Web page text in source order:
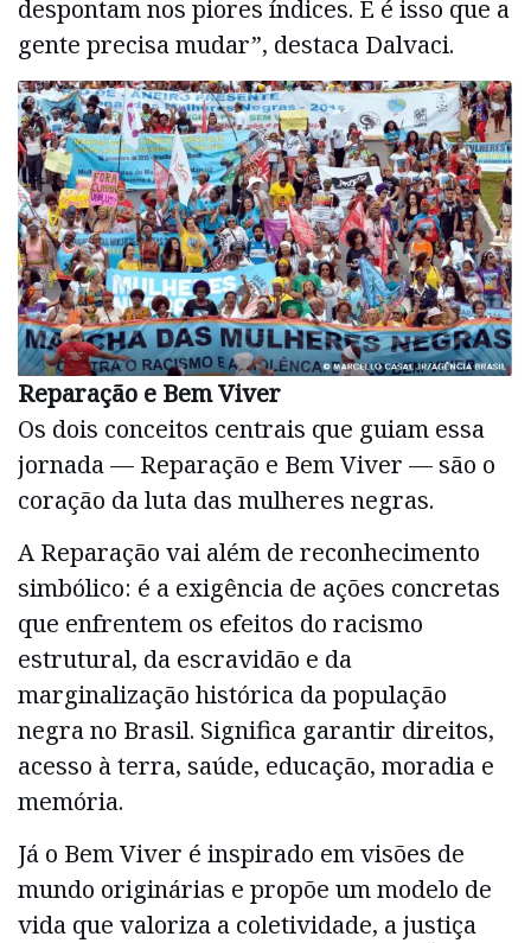
despontam nos piores índices. E é isso que a
gente precisa mudar”, destaca Dalvaci.
Reparação e Bem Viver
Os dois conceitos centrais que guiam essa
jornada — Reparação e Bem Viver — são o
coração da luta das mulheres negras.
A Reparação vai além de reconhecimento
simbólico: é a exigência de ações concretas
que enfrentem os efeitos do racismo
estrutural, da escravidão e da
marginalização histórica da população
negra no Brasil. Significa garantir direitos,
acesso à terra, saúde, educação, moradia e
memória.
Já o Bem Viver é inspirado em visões de
mundo originárias e propõe um modelo de
vida que valoriza a coletividade, a justiça